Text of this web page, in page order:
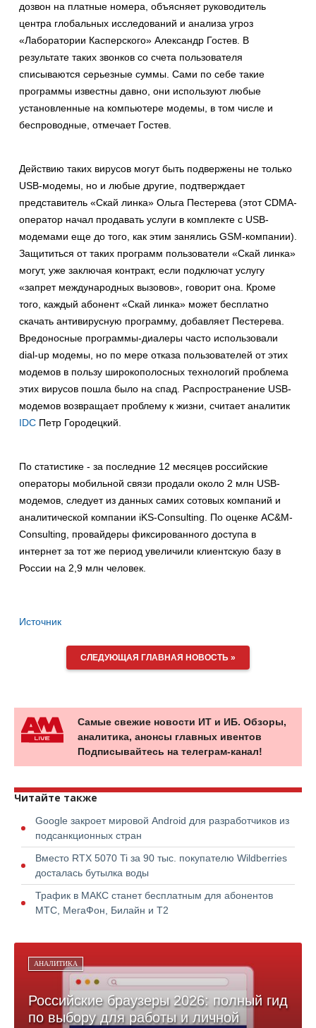
дозвон на платные номера, объясняет руководитель
центра глобальных исследований и анализа угроз
«Лаборатории Касперского» Александр Гостев. В
результате таких звонков со счета пользователя
списываются серьезные суммы. Сами по себе такие
программы известны давно, они используют любые
установленные на компьютере модемы, в том числе и
беспроводные, отмечает Гостев.
Действию таких вирусов могут быть подвержены не только
USB-модемы, но и любые другие, подтверждает
представитель «Скай линка» Ольга Пестерева (этот CDMA-
оператор начал продавать услуги в комплекте с USB-
модемами еще до того, как этим занялись GSM-компании).
Защититься от таких программ пользователи «Скай линка»
могут, уже заключая контракт, если подключат услугу
«запрет международных вызовов», говорит она. Кроме
того, каждый абонент «Скай линка» может бесплатно
скачать антивирусную программу, добавляет Пестерева.
Вредоносные программы-диалеры часто использовали
dial-up модемы, но по мере отказа пользователей от этих
модемов в пользу широкополосных технологий проблема
этих вирусов пошла было на спад. Распространение USB-
модемов возвращает проблему к жизни, считает аналитик
IDC Петр Городецкий.
По статистике - за последние 12 месяцев российские
операторы мобильной связи продали около 2 млн USB-
модемов, следует из данных самих сотовых компаний и
аналитической компании iKS-Consulting. По оценке AC&M-
Consulting, провайдеры фиксированного доступа в
интернет за тот же период увеличили клиентскую базу в
России на 2,9 млн человек.
Источник
СЛЕДУЮЩАЯ ГЛАВНАЯ НОВОСТЬ »
Самые свежие новости ИТ и ИБ. Обзоры,
аналитика, анонсы главных ивентов
Подписывайтесь на телеграм-канал!
Читайте также
Google закроет мировой Android для разработчиков из
подсанкционных стран
Вместо RTX 5070 Ti за 90 тыс. покупателю Wildberries
досталась бутылка воды
Трафик в МАКС станет бесплатным для абонентов
МТС, МегаФон, Билайн и Т2
АНАЛИТИКА
Российские браузеры 2026: полный гид
по выбору для работы и личной